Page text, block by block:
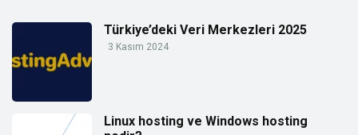
Türkiye’deki Veri Merkezleri 2025
3 Kasım 2024
Linux hosting ve Windows hosting